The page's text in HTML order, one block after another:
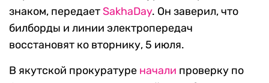
знаком, передает SakhaDay. Он заверил, что
билборды и линии электропередач
восстановят ко вторнику, 5 июля.
В якутской прокуратуре начали проверку по